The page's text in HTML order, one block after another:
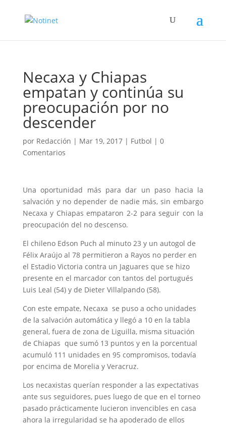
Necaxa y Chiapas
empatan y continúa su
preocupación por no
descender
por Redacción | Mar 19, 2017| Futbol | 0
Comentarios
Una oportunidad más para dar un paso hacia la
salvación y no depender de nadie más, sin embargo
Necaxa y Chiapas empataron 2-2 para seguir con la
preocupación del no descenso.
El chileno Edson Puch al minuto 23 y un autogol de
Félix Araújo al 78 permitieron a Rayos no perder en
el Estadio Victoria contra un Jaguares que se hizo
presente en el marcador con tantos del portugués
Luis Leal (54) y de Dieter Villalpando (58).
Con este empate, Necaxa se puso a ocho unidades
de la salvación automática y llegó a 10 en la tabla
general, fuera de zona de Liguilla, misma situación
de Chiapas que sumó 13 puntos y en la porcentual
acumuló 111 unidades en 95 compromisos, todavía
por encima de Morelia y Veracruz.
Los necaxistas querían responder a las expectativas
ante sus seguidores, pues luego de que en el torneo
pasado prácticamente lucieron invencibles en casa
ahora la irregularidad se ha apoderado de ellos